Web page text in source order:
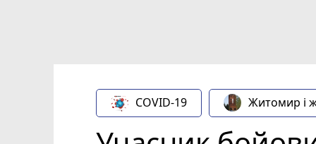
COVID-19 Житомир і